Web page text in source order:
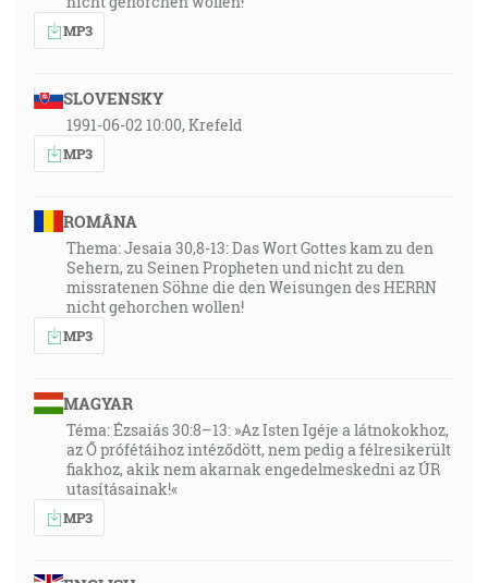
MP3
SLOVENSKY
1991-06-02 10:00, Krefeld
MP3
ROMÂNA
Thema: Jesaia 30,8-13: Das Wort Gottes kam zu den
Sehern, zu Seinen Propheten und nicht zu den
missratenen Söhne die den Weisungen des HERRN
nicht gehorchen wollen!
MP3
MAGYAR
Téma: Ézsaiás 30:8–13: »Az Isten Igéje a látnokokhoz,
az Ő prófétáihoz intéződött, nem pedig a félresikerült
fiakhoz, akik nem akarnak engedelmeskedni az ÚR
utasításainak!«
MP3